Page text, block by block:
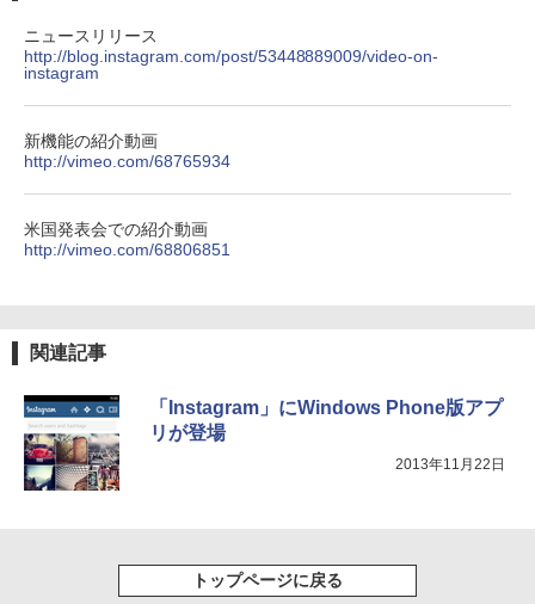
ニュースリリース
http://blog.instagram.com/post/53448889009/video-on-
instagram
新機能の紹介動画
http://vimeo.com/68765934
米国発表会での紹介動画
http://vimeo.com/68806851
関連記事
「Instagram」にWindows Phone版アプ
リが登場
2013年11月22日
トップページに戻る